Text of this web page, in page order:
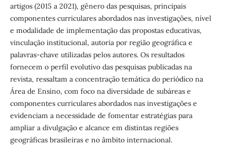
artigos (2015 a 2021), gênero das pesquisas, principais
componentes curriculares abordados nas investigações, nível
e modalidade de implementação das propostas educativas,
vinculação institucional, autoria por região geográfica e
palavras-chave utilizadas pelos autores. Os resultados
fornecem o perfil evolutivo das pesquisas publicadas na
revista, ressaltam a concentração temática do periódico na
Área de Ensino, com foco na diversidade de subáreas e
componentes curriculares abordados nas investigações e
evidenciam a necessidade de fomentar estratégias para
ampliar a divulgação e alcance em distintas regiões
geográficas brasileiras e no âmbito internacional.